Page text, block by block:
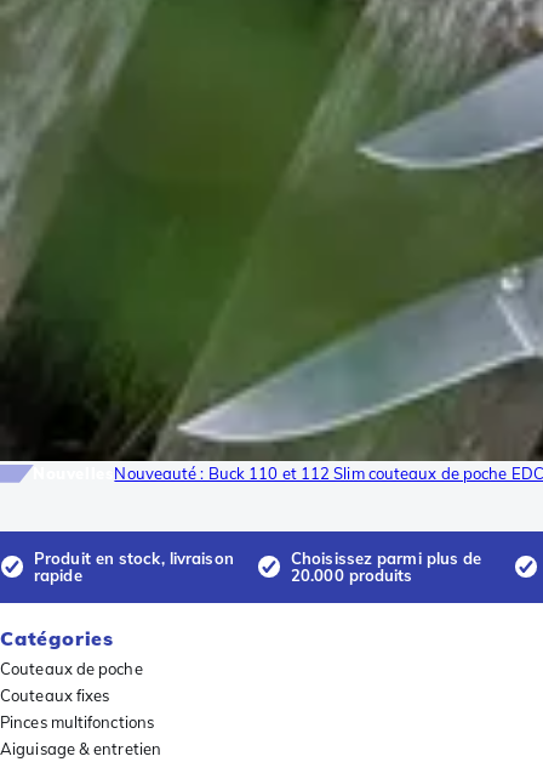
Nouveauté : Buck 110 et 112 Slim couteaux de poche EDC
Produit en stock, livraison
rapide
Choisissez parmi plus de
20.000 produits
Catégories
Couteaux de poche
Couteaux fixes
Pinces multifonctions
Aiguisage & entretien